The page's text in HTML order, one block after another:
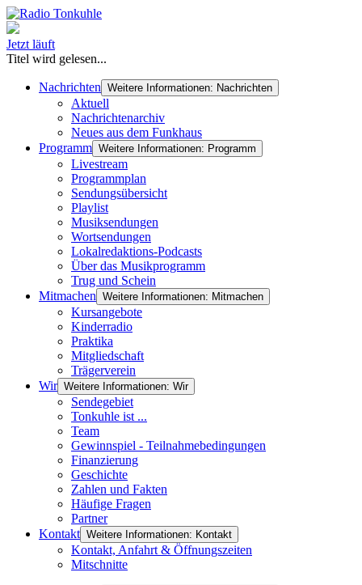
Jetzt läuft
Titel wird gelesen...
Nachrichten Weitere Informationen: Nachrichten
Aktuell
Nachrichtenarchiv
Neues aus dem Funkhaus
Programm Weitere Informationen: Programm
Livestream
Programmplan
Sendungsübersicht
Playlist
Musiksendungen
Wortsendungen
Lokalredaktions-Podcasts
Über das Musikprogramm
Trug und Schein
Mitmachen Weitere Informationen: Mitmachen
Kursangebote
Kinderradio
Praktika
Mitgliedschaft
Trägerverein
Wir Weitere Informationen: Wir
Sendegebiet
Tonkuhle ist ...
Team
Gewinnspiel - Teilnahmebedingungen
Finanzierung
Geschichte
Zahlen und Fakten
Häufige Fragen
Partner
Kontakt Weitere Informationen: Kontakt
Kontakt, Anfahrt & Öffnungszeiten
Mitschnitte